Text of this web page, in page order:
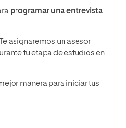
programar una entrevista
asignaremos un asesor
tu etapa de estudios en
manera para iniciar tus